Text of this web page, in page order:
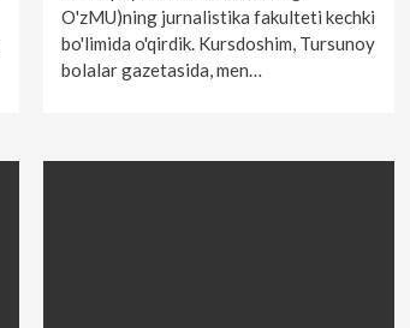
O'zMU)ning jurnalistika fakulteti kechki
bo'limida o'qirdik. Kursdoshim, Tursunoy
bolalar gazetasida, men…